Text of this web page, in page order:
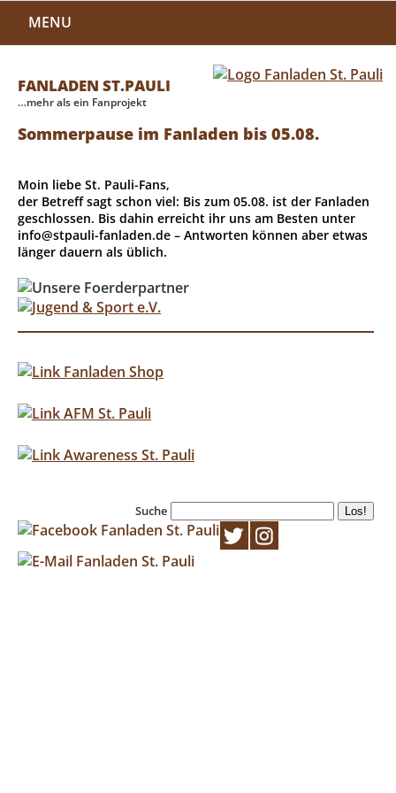
MENU
FANLADEN ST.PAULI
…mehr als ein Fanprojekt
Sommerpause im Fanladen bis 05.08.
Moin liebe St. Pauli-Fans,
der Betreff sagt schon viel: Bis zum 05.08. ist der Fanladen
geschlossen. Bis dahin erreicht ihr uns am Besten unter
info@stpauli-fanladen.de – Antworten können aber etwas
länger dauern als üblich.
Suche